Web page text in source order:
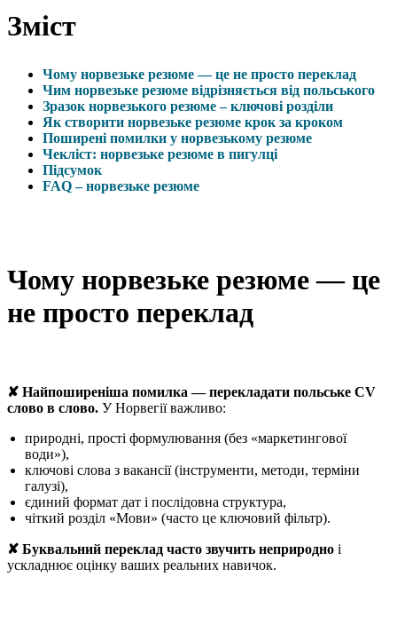
Зміст
Чому норвезьке резюме — це не просто переклад
Чим норвезьке резюме відрізняється від польського
Зразок норвезького резюме – ключові розділи
Як створити норвезьке резюме крок за кроком
Поширені помилки у норвезькому резюме
Чекліст: норвезьке резюме в пигулці
Підсумок
FAQ – норвезьке резюме
Чому норвезьке резюме — це
не просто переклад
✘ Найпоширеніша помилка — перекладати польське CV
слово в слово. У Норвегії важливо:
природні, прості формулювання (без «маркетингової
води»),
ключові слова з вакансії (інструменти, методи, терміни
галузі),
єдиний формат дат і послідовна структура,
чіткий розділ «Мови» (часто це ключовий фільтр).
✘ Буквальний переклад часто звучить неприродно і
ускладнює оцінку ваших реальних навичок.